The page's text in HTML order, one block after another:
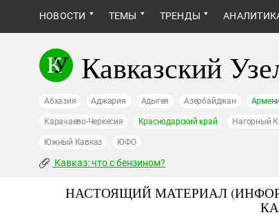
НОВОСТИ ТЕМЫ ТРЕНДЫ
Кавказский
Абхазия Аджария Адыгея Азербайджан
Карачаево-Черкесия Краснодарский край Нагорный
Южный Кавказ ЮФО
Кавказ: что с бензином?
НАСТОЯЩИЙ МАТЕРИАЛ